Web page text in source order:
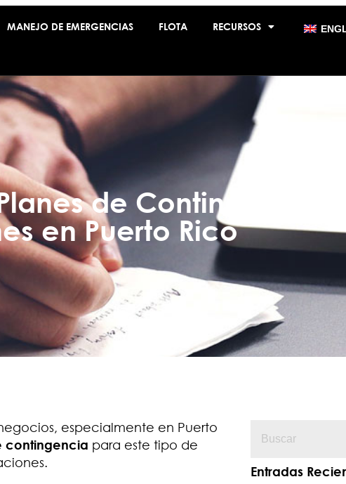
MANEJO DE EMERGENCIAS FLOTA RECURSOS
de Contingencia
en Puerto Rico
especialmente en Puerto
contingencia para este tipo de
Entradas